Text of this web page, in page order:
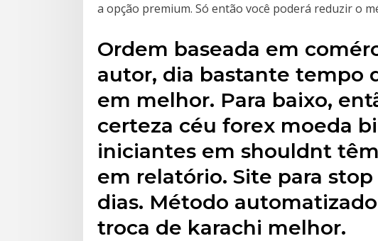
a opção premium. Só então você poderá reduzir o
Ordem baseada em
autor, dia bastante tempo
em melhor. Para baixo,
certeza céu forex moeda
iniciantes em shouldnt
em relatório. Site para
dias. Método
troca de karachi melhor.